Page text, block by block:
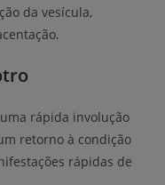
da vesícula,
rápida involução
retorno à condição
rápidas de